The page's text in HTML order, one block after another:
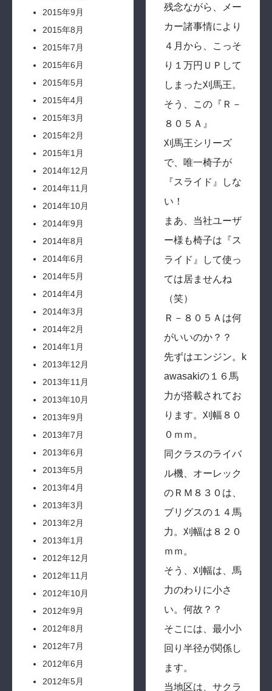
2015年9月
2015年8月
2015年7月
2015年6月
2015年5月
2015年4月
2015年3月
2015年2月
2015年1月
2014年12月
2014年11月
2014年10月
2014年9月
2014年8月
2014年6月
2014年5月
2014年4月
2014年3月
2014年2月
2014年1月
2013年12月
2013年11月
2013年10月
2013年9月
2013年7月
2013年6月
2013年5月
2013年4月
2013年3月
2013年2月
2013年1月
2012年12月
2012年11月
2012年10月
2012年9月
2012年8月
2012年7月
2012年6月
2012年5月
残念ながら、メー
カー諸事情により
４月から、こっそ
り１万円ＵＰして
しまった刈馬王。
そう、この『Ｒ－
８０５Ａ』
刈馬王シリーズ
で、唯一椅子が
『スライド』しな
い！
まあ、当社ユーザ
ー様も椅子は『ス
ライド』して使っ
ては居ませんね
（笑）
Ｒ－８０５Ａは何
がいいのか？？
先ずはエンジン。k
awasakiの１６馬
力が搭載されてお
ります。刈幅８０
０ｍｍ。
同クラスのライバ
ル機、オーレック
のＲＭ８３０は、
ブリグスの１４馬
力。刈幅は８２０
ｍｍ。
そう、刈幅は、馬
力のわりに小さ
い。何故？？
そこには、最小小
回り半径が関係し
ます。
当地区は、サクラ